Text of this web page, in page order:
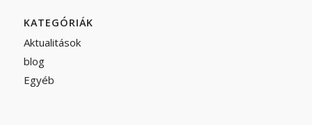
KATEGÓRIÁK
Aktualitások
blog
Egyéb